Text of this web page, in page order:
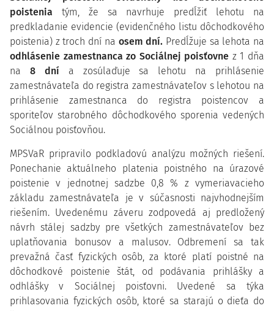
poistenia tým, že sa navrhuje predĺžiť lehotu na
predkladanie evidencie (evidenčného listu dôchodkového
poistenia) z troch dní na osem dní. Predĺžuje sa lehota na
odhlásenie zamestnanca zo Sociálnej poisťovne z 1 dňa
na 8 dní a zosúlaďuje sa lehotu na prihlásenie
zamestnávateľa do registra zamestnávateľov s lehotou na
prihlásenie zamestnanca do registra poistencov a
sporiteľov starobného dôchodkového sporenia vedených
Sociálnou poisťovňou.
MPSVaR pripravilo podkladovú analýzu možných riešení.
Ponechanie aktuálneho platenia poistného na úrazové
poistenie v jednotnej sadzbe 0,8 % z vymeriavacieho
základu zamestnávateľa je v súčasnosti najvhodnejším
riešením. Uvedenému záveru zodpovedá aj predložený
návrh stálej sadzby pre všetkých zamestnávateľov bez
uplatňovania bonusov a malusov. Odbremení sa tak
prevažná časť fyzických osôb, za ktoré platí poistné na
dôchodkové poistenie štát, od podávania prihlášky a
odhlášky v Sociálnej poisťovni. Uvedené sa týka
prihlasovania fyzických osôb, ktoré sa starajú o dieťa do